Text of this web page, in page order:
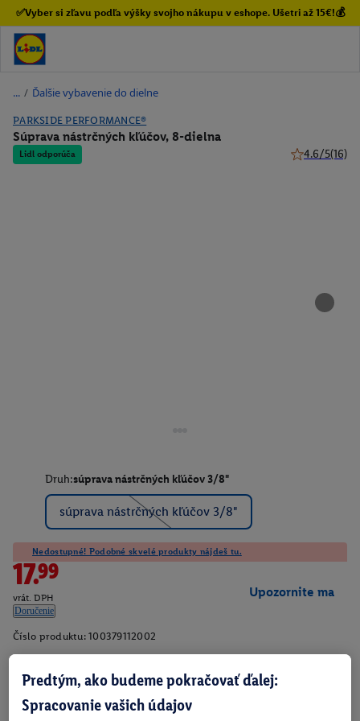
✅Vyber si zľavu podľa výšky svojho nákupu v eshope. Ušetri až 15€!💰
/ Ďalšie vybavenie do dielne
PARKSIDE PERFORMANCE®
Súprava nástrčných kľúčov, 8-dielna
Lidl odporúča 4.6/5(16)
Druh:súprava nástrčných kľúčov 3/8"
súprava nástrčných kľúčov 3/8"
Nedostupné! Podobné skvelé produkty nájdeš tu.
17.99
vrát. DPH
Doručenie
Upozornite ma
Číslo produktu: 100379112002
O produkte
Predtým, ako budeme pokračovať ďalej:
Spracovanie vašich údajov